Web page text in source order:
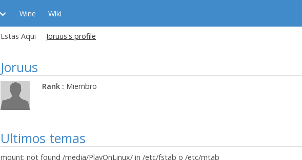
Wine Wiki
Estas Aqui Joruus's profile
Joruus
Rank : Miembro
Ultimos temas
mount: not found /media/PlayOnLinux/ in /etc/fstab o /etc/mtab